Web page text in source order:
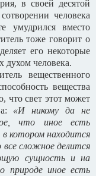
в своей десятой
человека
умудрился вместо
тоже говорит о
его некоторые
духом человека.
вещественного
вещества
что свет этот может
«И никому да не
что иное есть
котором находится
сложное делится
сущность и на
природе иное есть